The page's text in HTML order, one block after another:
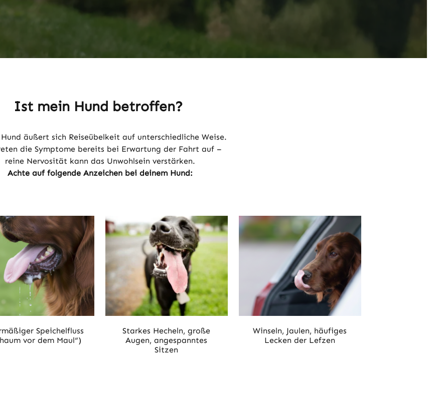
Ist mein Hund betroffen?
Hund äußert sich Reiseübelkeit auf unterschiedliche Weise.
die Symptome bereits bei Erwartung der Fahrt auf –
reine Nervosität kann das Unwohlsein verstärken.
Achte auf folgende Anzeichen bei deinem Hund:
Speichelfluss
vor dem Maul“)
Starkes Hecheln, große
Augen, angespanntes
Sitzen
Winseln, Jaulen, häufiges
Lecken der Lefzen